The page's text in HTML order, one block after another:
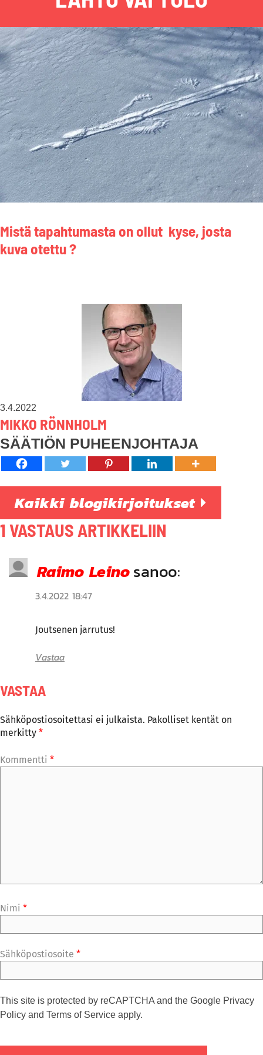
Mistä tapahtumasta on ollut kyse, josta
kuva otettu ?
3.4.2022
MIKKO RÖNNHOLM
SÄÄTIÖN PUHEENJOHTAJA
Kaikki blogikirjoitukset
1 VASTAUS ARTIKKELIIN
Raimo Leinosanoo:
3.4.2022 18:47
Joutsenen jarrutus!
Vastaa
VASTAA
Sähköpostiosoitettasi ei julkaista. Pakolliset kentät on
merkitty *
Kommentti *
Nimi *
Sähköpostiosoite *
This site is protected by reCAPTCHA and the Google Privacy
Policy and Terms of Service apply.